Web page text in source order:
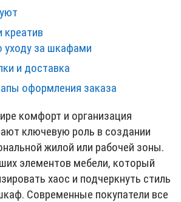
креатив
уходу за шкафами
и доставка
оформления заказа
комфорт и организация
ключевую роль в создании
жилой или рабочей зоны.
элементов мебели, который
хаос и подчеркнуть стиль
Современные покупатели все